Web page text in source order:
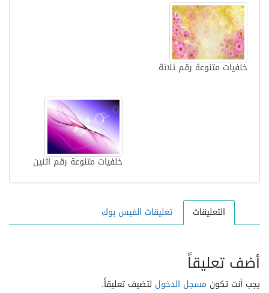
خلفيات متنوعة رقم ثلاثة
خلفيات متنوعة رقم اثنين
التعليقات تعليقات الفيس بوك
أضف تعليقاً
يجب أنت تكون مسجل الدخول لتضيف تعليقاً.